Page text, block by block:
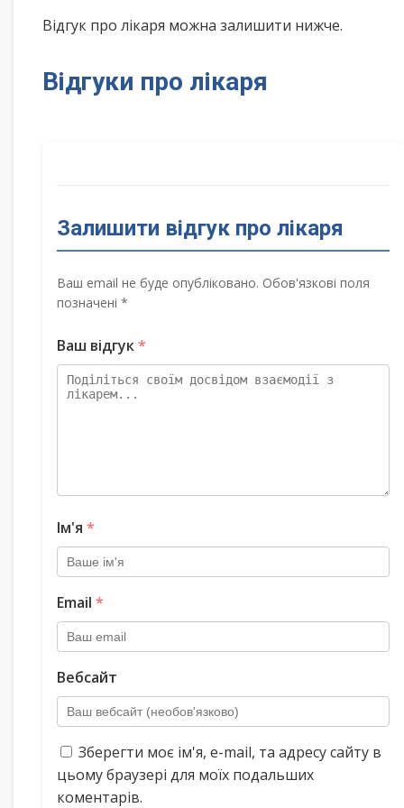
Відгук про лікаря можна залишити нижче.
Відгуки про лікаря
Залишити відгук про лікаря
Ваш email не буде опубліковано. Обов'язкові поля
позначені *
Ваш відгук*
Ім'я *
Email *
Вебсайт
Зберегти моє ім'я, e-mail, та адресу сайту в
цьому браузері для моїх подальших
коментарів.